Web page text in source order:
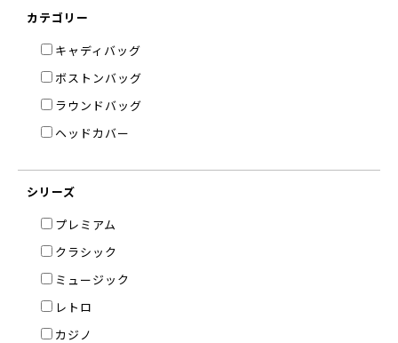
カテゴリー
キャディバッグ
ボストンバッグ
ラウンドバッグ
ヘッドカバー
シリーズ
プレミアム
クラシック
ミュージック
レトロ
カジノ